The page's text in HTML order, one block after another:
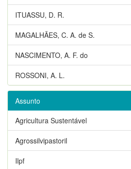
ITUASSU, D. R.
MAGALHÃES, C. A. de S.
NASCIMENTO, A. F. do
ROSSONI, A. L.
Assunto
Agricultura Sustentável
Agrossilvipastoril
Ilpf